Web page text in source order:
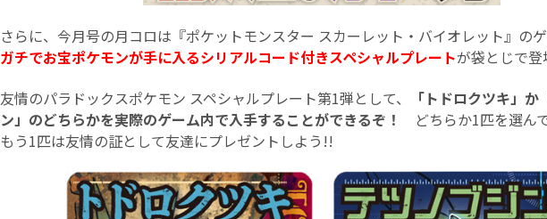
さらに、今月号の月コロは『ポケットモンスター スカーレット・バイオレット』のゲ
ガチでお宝ポケモンが手に入るシリアルコード付きスペシャルプレートが袋とじで登
友情のパラドックスポケモン スペシャルプレート第1弾として、
「トドロクツキ」
ン」のどちらかを実際のゲーム内で入手することができるぞ！
どちらか1匹を選ん
もう1匹は友情の証として友達にプレゼントしよう!!